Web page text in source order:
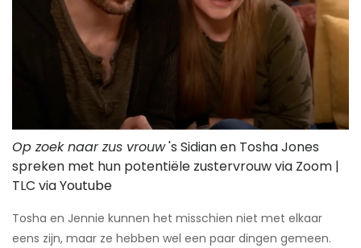
Op zoek naar zus vrouw's Sidian en Tosha Jones
spreken met hun potentiële zustervrouw via Zoom |
TLC viaYoutube
Tosha en Jennie kunnen het misschien niet met elkaar
eens zijn, maar ze hebben wel een paar dingen gemeen.